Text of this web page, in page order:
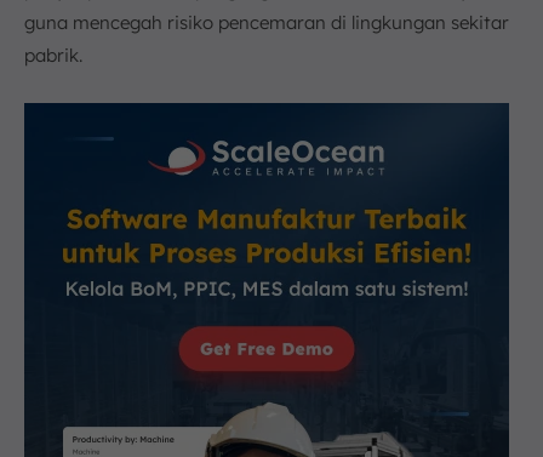
guna mencegah risiko pencemaran di lingkungan sekitar
pabrik.